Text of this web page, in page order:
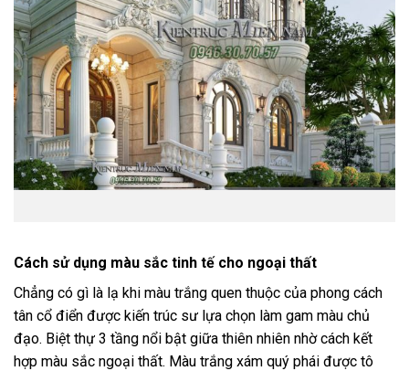
Cách sử dụng màu sắc tinh tế cho ngoại thất
Chẳng có gì là lạ khi màu trắng quen thuộc của phong cách
tân cổ điển được kiến trúc sư lựa chọn làm gam màu chủ
đạo. Biệt thự 3 tầng nổi bật giữa thiên nhiên nhờ cách kết
hợp màu sắc ngoại thất. Màu trắng xám quý phái được tô